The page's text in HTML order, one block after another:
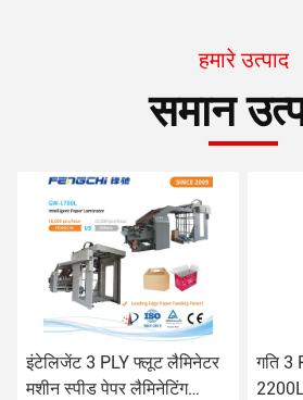
हमारे उत्पाद
समान
इंटेलिजेंट 3 PLY फ्लूट लैमिनेटर
मशीन स्पीड पेपर लैमिनेटिंग
गति 3